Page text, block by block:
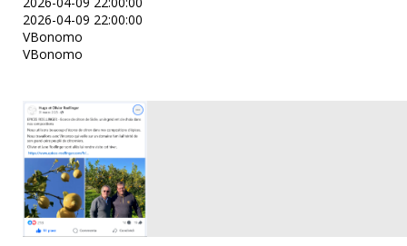
2026-04-09 22:00:00
VBonomo
VBonomo